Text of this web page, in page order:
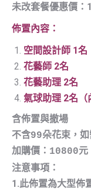
未改套餐優惠價：
佈置內容：
空間設計師 1名
花藝師 2名
花藝助理 2名
氣球助理 2名（
含佈置與撤場
不含99朵花束，
加購價：10800元
注意事項：
1.此佈置為大型佈